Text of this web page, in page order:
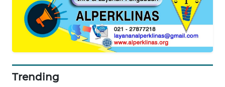
Trending
KONSUMEN
LISTRIK